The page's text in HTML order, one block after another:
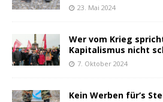
23. Mai 2024
Wer vom Krieg
Kapitalismus nicht
7. Oktober 2024
Kein Werben für‘s